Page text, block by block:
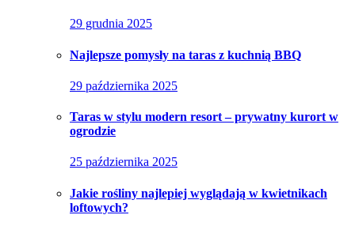
29 grudnia 2025
Najlepsze pomysły na taras z kuchnią BBQ
29 października 2025
Taras w stylu modern resort – prywatny kurort w
ogrodzie
25 października 2025
Jakie rośliny najlepiej wyglądają w kwietnikach
loftowych?